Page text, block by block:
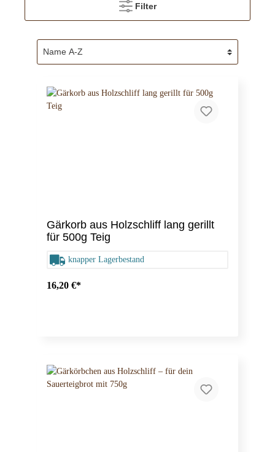
Filter
Gärkorb aus Holzschliff lang gerillt
für 500g Teig
knapper Lagerbestand
16,20 €*